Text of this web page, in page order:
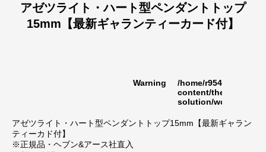
アゼツライト・ハート型ペンダントトップ
15mm【最新ギャランティーカード付】
Warning
/home/r9541948/
content/themes/
solution/
アゼツライト・ハート型ペンダントトップ15mm【最新ギャラン
ティーカド付】
※正規品・ヘブン&アース社直入